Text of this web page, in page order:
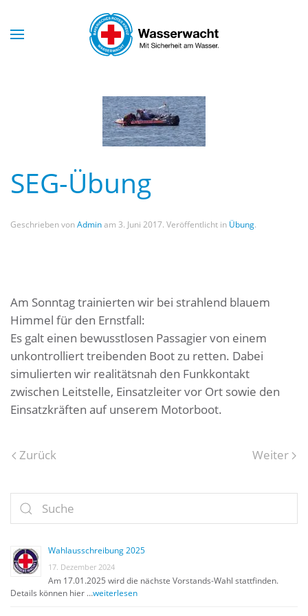
Skip to main content
SEG-Übung
Geschrieben vonAdminam 3. Juni 2017. Veröffentlicht in Übung.
Am Sonntag trainierten wir bei strahlend blauem
Himmel für den Ernstfall:
Es galt einen bewusstlosen Passagier von einem
unkontrolliert treibenden Boot zu retten. Dabei
simulierten wir realitätsnah den Funkkontakt
zwischen Leitstelle, Einsatzleiter vor Ort sowie den
Einsatzkräften auf unserem Motorboot.
Zurück Weiter
Wahlausschreibung 2025
17. Dezember 2024
Am 17.01.2025 wird die nächste Vorstands-Wahl stattfinden.
Details können hier …weiterlesen